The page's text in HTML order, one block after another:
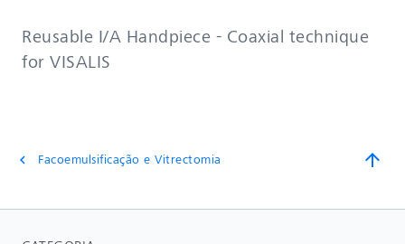
Reusable I/A Handpiece - Coaxial technique
for VISALIS
chevron_left Facoemulsificação e Vitrectomia arrow_upward